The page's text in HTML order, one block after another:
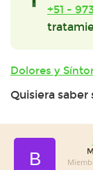
+51 -
Dolores y
Quisiera
B